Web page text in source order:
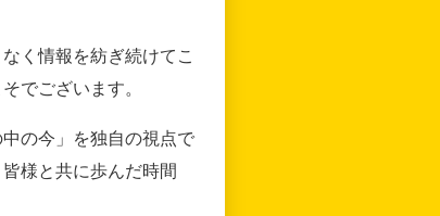
く情報を紡ぎ続けてこ
でございます。
の今」を独自の視点で
様と共に歩んだ時間